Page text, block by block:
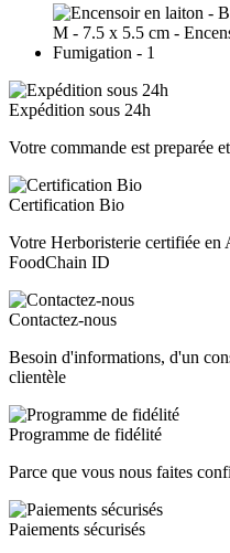
Expédition sous 24h
Votre commande est preparée
Certification Bio
Votre Herboristerie certifiée
FoodChain ID
Contactez-nous
Besoin d'informations, d'un
clientèle
Programme de fidélité
Parce que vous nous faites
Paiements sécurisés